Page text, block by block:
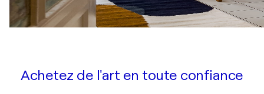
Achetez de l'art en toute confiance